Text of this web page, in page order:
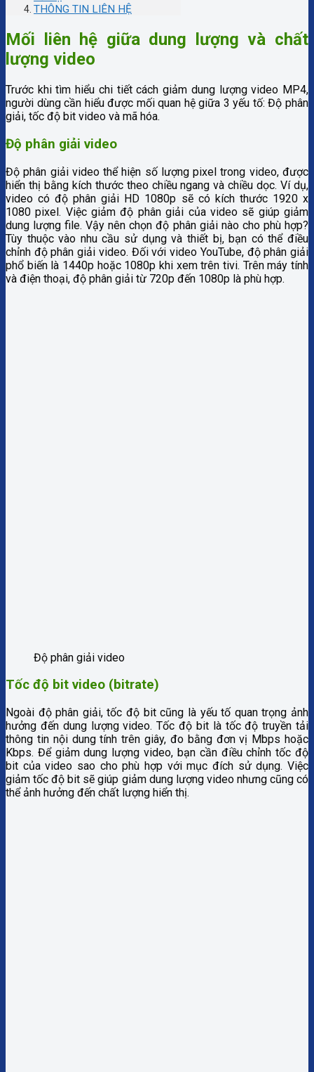
THÔNG TIN LIÊN HỆ
Mối liên hệ giữa dung lượng và chất
lượng video
Trước khi tìm hiểu chi tiết cách giảm dung lượng video MP4,
người dùng cần hiểu được mối quan hệ giữa 3 yếu tố: Độ phân
giải, tốc độ bit video và mã hóa.
Độ phân giải video
Độ phân giải video thể hiện số lượng pixel trong video, được
hiển thị bằng kích thước theo chiều ngang và chiều dọc. Ví dụ,
video có độ phân giải HD 1080p sẽ có kích thước 1920 x
1080 pixel. Việc giảm độ phân giải của video sẽ giúp giảm
dung lượng file. Vậy nên chọn độ phân giải nào cho phù hợp?
Tùy thuộc vào nhu cầu sử dụng và thiết bị, bạn có thể điều
chỉnh độ phân giải video. Đối với video YouTube, độ phân giải
phổ biến là 1440p hoặc 1080p khi xem trên tivi. Trên máy tính
và điện thoại, độ phân giải từ 720p đến 1080p là phù hợp.
Độ phân giải video
Tốc độ bit video (bitrate)
Ngoài độ phân giải, tốc độ bit cũng là yếu tố quan trọng ảnh
hưởng đến dung lượng video. Tốc độ bit là tốc độ truyền tải
thông tin nội dung tính trên giây, đo bằng đơn vị Mbps hoặc
Kbps. Để giảm dung lượng video, bạn cần điều chỉnh tốc độ
bit của video sao cho phù hợp với mục đích sử dụng. Việc
giảm tốc độ bit sẽ giúp giảm dung lượng video nhưng cũng có
thể ảnh hưởng đến chất lượng hiển thị.